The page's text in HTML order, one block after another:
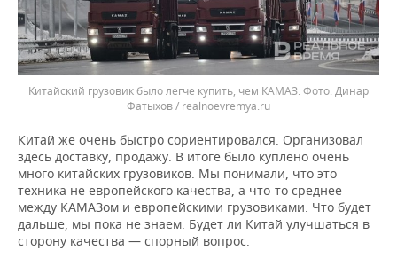
Китайский грузовик было легче купить, чем КАМАЗ.
Динар
Фатыхов / realnoevremya.ru
Китай же очень быстро сориентировался. Организовал
здесь доставку, продажу. В итоге было куплено очень
много китайских грузовиков. Мы понимали, что это
техника не европейского качества, а что-то среднее
между КАМАЗом и европейскими грузовиками. Что будет
дальше, мы пока не знаем. Будет ли Китай улучшаться в
сторону качества — спорный вопрос.